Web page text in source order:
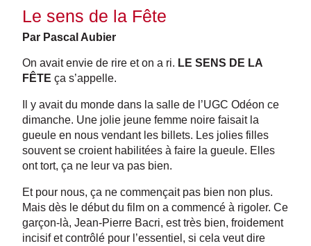
Le sens de la Fête
Par Pascal Aubier
On avait envie de rire et on a ri. LE SENS DE LA
FÊTE ça s’appelle.
Il y avait du monde dans la salle de l’UGC Odéon ce
dimanche. Une jolie jeune femme noire faisait la
gueule en nous vendant les billets. Les jolies filles
souvent se croient habilitées à faire la gueule. Elles
ont tort, ça ne leur va pas bien.
Et pour nous, ça ne commençait pas bien non plus.
Mais dès le début du film on a commencé à rigoler. Ce
garçon-là, Jean-Pierre Bacri, est très bien, froidement
incisif et contrôlé pour l’essentiel, si cela veut dire